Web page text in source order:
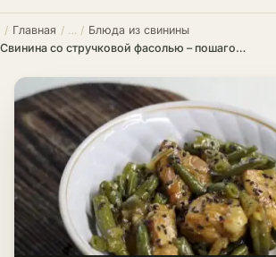
Главная
Блюда из свинины
Свинина со стручковой фасолью – пошаговый рецепт по-тайски